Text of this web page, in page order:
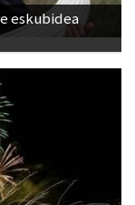
eskubidea